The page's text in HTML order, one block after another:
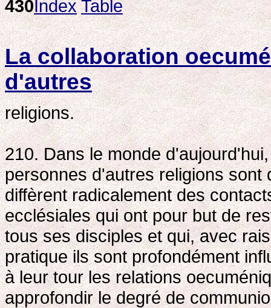
430 Index Table
La collaboration
d'autres
religions.
210. Dans le monde
personnes d'autres religions
diffèrent radicalement des
ecclésiales qui ont pour but de
tous ses disciples et qui, avec
pratique ils sont profondément
à leur tour les relations
approfondir le degré de